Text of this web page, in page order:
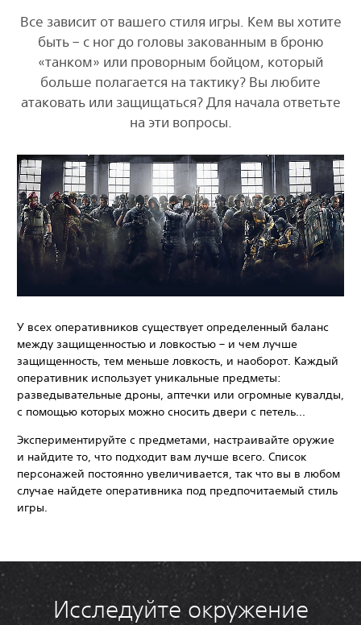
Все зависит от вашего стиля игры. Кем вы хотите
быть – с ног до головы закованным в броню
«танком» или проворным бойцом, который
больше полагается на тактику? Вы любите
атаковать или защищаться? Для начала ответьте
на эти вопросы.
У всех оперативников существует определенный баланс
между защищенностью и ловкостью – и чем лучше
защищенность, тем меньше ловкость, и наоборот. Каждый
оперативник использует уникальные предметы:
разведывательные дроны, аптечки или огромные кувалды,
с помощью которых можно сносить двери с петель...
Экспериментируйте с предметами, настраивайте оружие
и найдите то, что подходит вам лучше всего. Список
персонажей постоянно увеличивается, так что вы в любом
случае найдете оперативника под предпочитаемый стиль
игры.
Исследуйте окружение